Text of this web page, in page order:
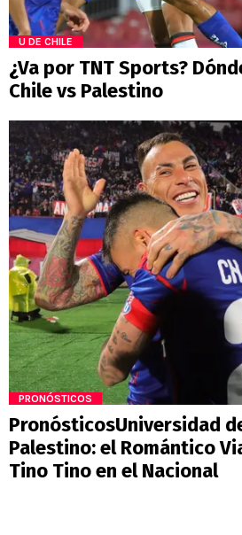
U DE CHILE
¿Va por TNT Sports?
Chile vs Palestino
PRONÓSTICOS
PronósticosUniversidad
Palestino: el Romántico
Tino Tino en el Nacional